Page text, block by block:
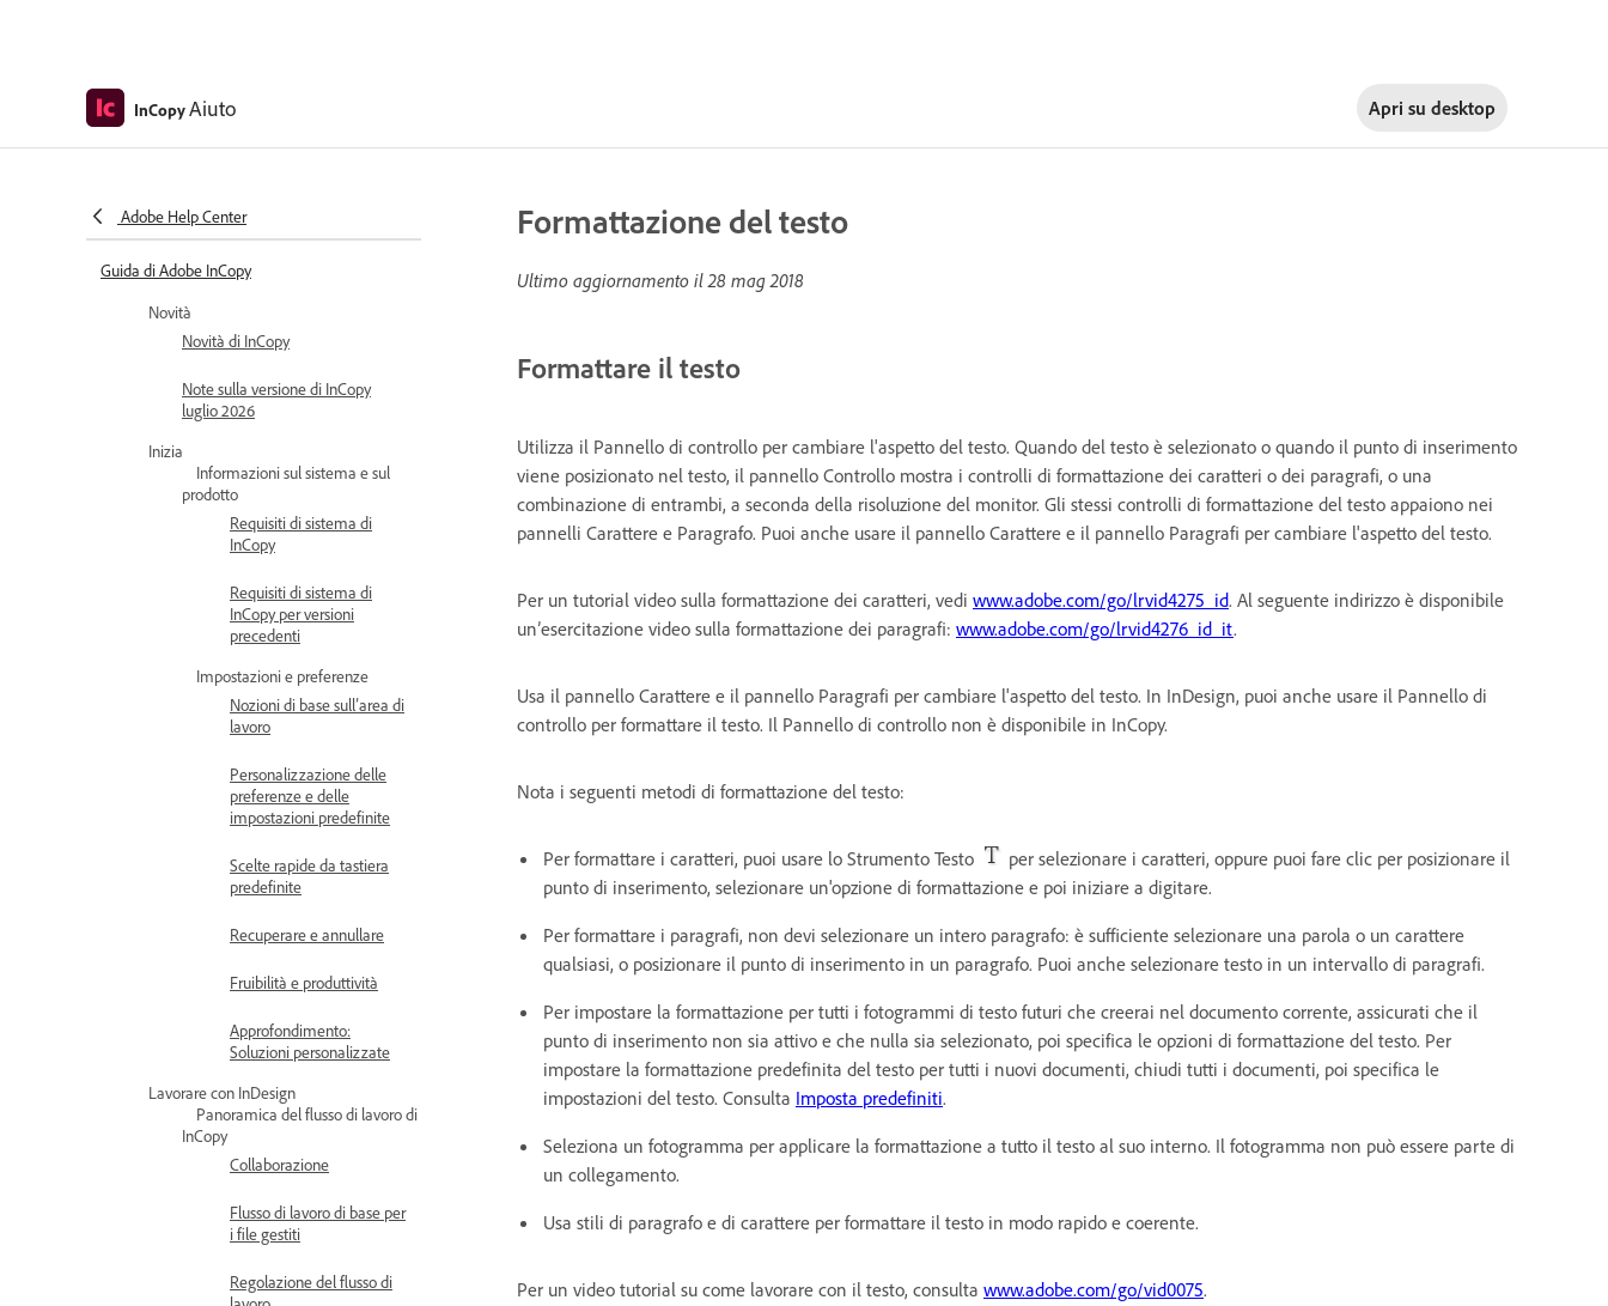
InCopyAiuto Apri su desktop
Adobe Help Center
Guida di Adobe InCopy
Novità
Novità di InCopy
Note sulla versione di InCopy
luglio 2026
Inizia
Informazioni sul sistema e sul
prodotto
Requisiti di sistema di
InCopy
Requisiti di sistema di
InCopy per versioni
precedenti
Impostazioni e preferenze
Nozioni di base sull’area di
lavoro
Personalizzazione delle
preferenze e delle
impostazioni predefinite
Scelte rapide da tastiera
predefinite
Recuperare e annullare
Fruibilità e produttività
Approfondimento:
Soluzioni personalizzate
Lavorare con InDesign
Panoramica del flusso di lavoro di
InCopy
Collaborazione
Flusso di lavoro di base per
i file gestiti
Regolazione del flusso di
Formattazione del testo
Ultimo aggiornamento il28 mag 2018
Formattare il testo
Utilizza il Pannello di controllo per cambiare l'aspetto del testo. Quando del testo è selezionato o quando il punto di inserimento
viene posizionato nel testo, il pannello Controllo mostra i controlli di formattazione dei caratteri o dei paragrafi, o una
combinazione di entrambi, a seconda della risoluzione del monitor. Gli stessi controlli di formattazione del testo appaiono nei
pannelli Carattere e Paragrafo. Puoi anche usare il pannello Carattere e il pannello Paragrafi per cambiare l'aspetto del testo.
Per un tutorial video sulla formattazione dei caratteri, vedi www.adobe.com/go/lrvid4275_id. Al seguente indirizzo è disponibile
un’esercitazione video sulla formattazione dei paragrafi: www.adobe.com/go/lrvid4276_id_it.
Usa il pannello Carattere e il pannello Paragrafi per cambiare l'aspetto del testo. In InDesign, puoi anche usare il Pannello di
controllo per formattare il testo. Il Pannello di controllo non è disponibile in InCopy.
Nota i seguenti metodi di formattazione del testo:
Per formattare i caratteri, puoi usare lo Strumento Testo
per selezionare i caratteri, oppure puoi fare clic per posizionare il
punto di inserimento, selezionare un'opzione di formattazione e poi iniziare a digitare.
Per formattare i paragrafi, non devi selezionare un intero paragrafo: è sufficiente selezionare una parola o un carattere
qualsiasi, o posizionare il punto di inserimento in un paragrafo. Puoi anche selezionare testo in un intervallo di paragrafi.
Per impostare la formattazione per tutti i fotogrammi di testo futuri che creerai nel documento corrente, assicurati che il
punto di inserimento non sia attivo e che nulla sia selezionato, poi specifica le opzioni di formattazione del testo. Per
impostare la formattazione predefinita del testo per tutti i nuovi documenti, chiudi tutti i documenti, poi specifica le
impostazioni del testo. Consulta Imposta predefiniti.
Seleziona un fotogramma per applicare la formattazione a tutto il testo al suo interno. Il fotogramma non può essere parte di
un collegamento.
Usa stili di paragrafo e di carattere per formattare il testo in modo rapido e coerente.
Per un video tutorial su come lavorare con il testo, consulta www.adobe.com/go/vid0075.